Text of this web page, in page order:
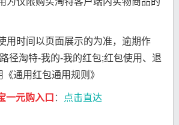
用时间以页面展示的为准，逾期作
径淘特-我的-我的红包;红包使用、退
通用红包通用规则》
一元购入口 ： 点击直达